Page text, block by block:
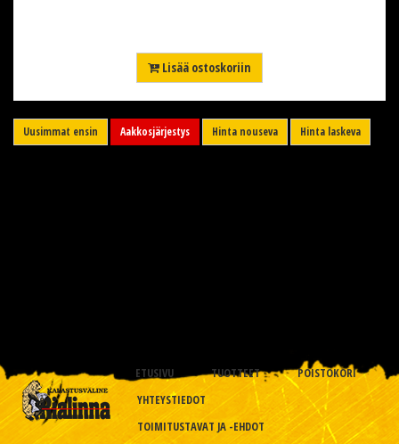
Lisää ostoskoriin
Uusimmat ensin Aakkosjärjestys Hinta nouseva Hinta laskeva
ETUSIVU TUOTTEET
POISTOKORI
YHTEYSTIEDOT
TOIMITUSTAVAT JA -EHDOT